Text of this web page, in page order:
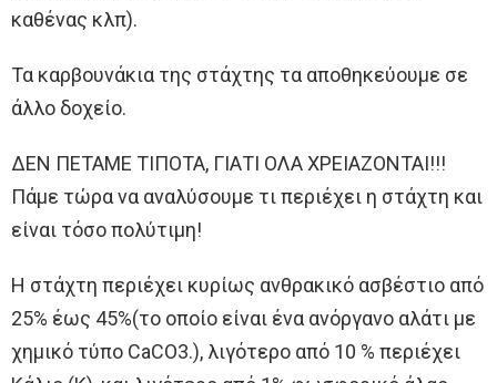
καθένας κλπ).
Τα καρβουνάκια της στάχτης τα αποθηκεύουμε σε
άλλο δοχείο.
ΔΕΝ ΠΕΤΑΜΕ ΤΙΠΟΤΑ, ΓΙΑΤΙ ΟΛΑ ΧΡΕΙΑΖΟΝΤΑΙ!!!
Πάμε τώρα να αναλύσουμε τι περιέχει η στάχτη και
είναι τόσο πολύτιμη!
Η στάχτη περιέχει κυρίως ανθρακικό ασβέστιο από
25% έως 45%(το οποίο είναι ένα ανόργανο αλάτι με
χημικό τύπο CaCO3.), λιγότερο από 10 % περιέχει